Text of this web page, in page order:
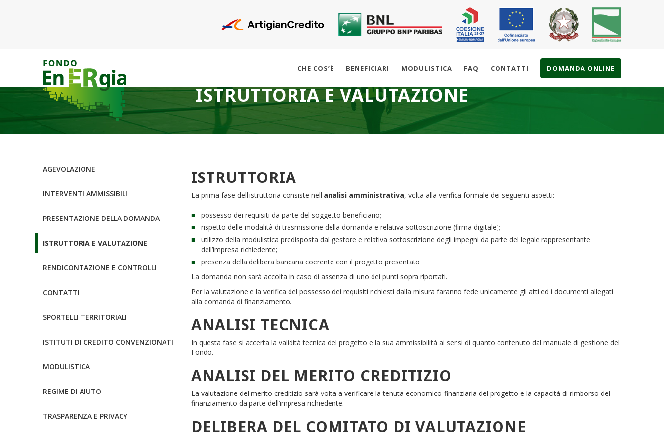
CHE COS’È BENEFICIARI MODULISTICA FAQ CONTATTI DOMANDA ONLINE
ISTRUTTORIA E VALUTAZIONE
AGEVOLAZIONE
INTERVENTI AMMISSIBILI
PRESENTAZIONE DELLA DOMANDA
ISTRUTTORIA E VALUTAZIONE
RENDICONTAZIONE E CONTROLLI
CONTATTI
SPORTELLI TERRITORIALI
ISTITUTI DI CREDITO CONVENZIONATI
MODULISTICA
REGIME DI AIUTO
TRASPARENZA E PRIVACY
ISTRUTTORIA
La prima fase dell'istruttoria consiste nell'analisi amministrativa, volta alla verifica formale dei seguenti aspetti:
possesso dei requisiti da parte del soggetto beneficiario;
rispetto delle modalità di trasmissione della domanda e relativa sottoscrizione (firma digitale);
utilizzo della modulistica predisposta dal gestore e relativa sottoscrizione degli impegni da parte del legale rappresentante
dell’impresa richiedente;
presenza della delibera bancaria coerente con il progetto presentato
La domanda non sarà accolta in caso di assenza di uno dei punti sopra riportati.
Per la valutazione e la verifica del possesso dei requisiti richiesti dalla misura faranno fede unicamente gli atti ed i documenti allegati
alla domanda di finanziamento.
ANALISI TECNICA
In questa fase si accerta la validità tecnica del progetto e la sua ammissibilità ai sensi di quanto contenuto dal manuale di gestione del
Fondo.
ANALISI DEL MERITO CREDITIZIO
La valutazione del merito creditizio sarà volta a verificare la tenuta economico-finanziaria del progetto e la capacità di rimborso del
finanziamento da parte dell’impresa richiedente.
DELIBERA DEL COMITATO DI VALUTAZIONE